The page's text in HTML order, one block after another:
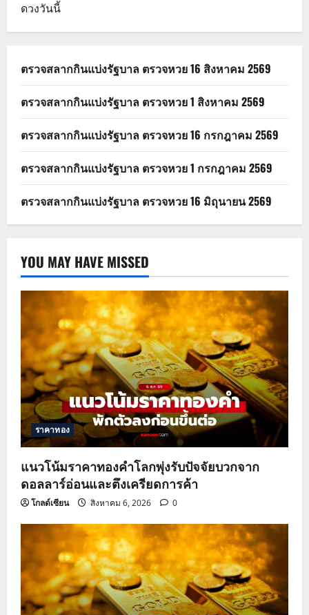
ดวงวันนี้
ตรวจสลากกินแบ่งรัฐบาล ตรวจหวย 16 สิงหาคม 2569
ตรวจสลากกินแบ่งรัฐบาล ตรวจหวย 1 สิงหาคม 2569
ตรวจสลากกินแบ่งรัฐบาล ตรวจหวย 16 กรกฎาคม 2569
ตรวจสลากกินแบ่งรัฐบาล ตรวจหวย 1 กรกฎาคม 2569
ตรวจสลากกินแบ่งรัฐบาล ตรวจหวย 16 มิถุนายน 2569
YOU MAY HAVE MISSED
ราคาทอง
แนวโน้มราคาทองคำโลกพุ่งรับปัจจัยบวกจาก
ดอลลาร์อ่อนและตึงเครียดการค้า
โกลด์เซียน สิงหาคม 6, 2026 0